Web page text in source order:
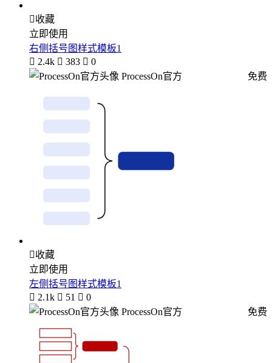
收藏
立即使用
右侧括号图样式模板1
 2.4k  383  0
ProcessOn官方
免费
收藏
立即使用
左侧括号图样式模板1
 2.1k  51  0
ProcessOn官方
免费